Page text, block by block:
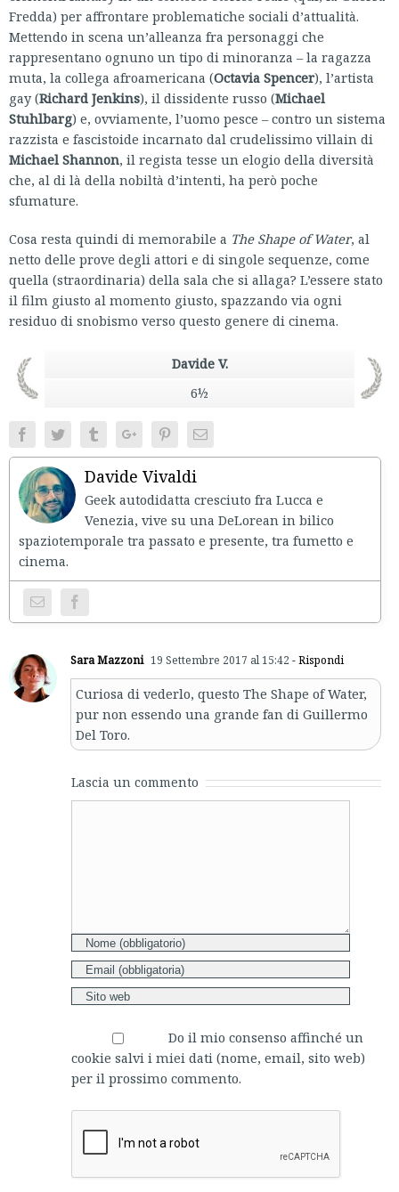
Fredda) per affrontare problematiche sociali d’attualità.
Mettendo in scena un’alleanza fra personaggi che
rappresentano ognuno un tipo di minoranza – la ragazza
muta, la collega afroamericana (Octavia Spencer), l’artista
gay (Richard Jenkins), il dissidente russo (Michael
Stuhlbarg) e, ovviamente, l’uomo pesce – contro un sistema
razzista e fascistoide incarnato dal crudelissimo villain di
Michael Shannon, il regista tesse un elogio della diversità
che, al di là della nobiltà d’intenti, ha però poche
sfumature.
Cosa resta quindi di memorabile a The Shape of Water, al
netto delle prove degli attori e di singole sequenze, come
quella (straordinaria) della sala che si allaga? L’essere stato
il film giusto al momento giusto, spazzando via ogni
residuo di snobismo verso questo genere di cinema.
Davide V.
6½
FacebookTwitter TumblrGoogle+PinterestEmail
Davide Vivaldi
Geek autodidatta cresciuto fra Lucca e
Venezia, vive su una DeLorean in bilico
spaziotemporale tra passato e presente, tra fumetto e
cinema.
Sara Mazzoni 19 Settembre 2017 al 15:42 - Rispondi
Curiosa di vederlo, questo The Shape of Water,
pur non essendo una grande fan di Guillermo
Del Toro.
Lascia un commento
Do il mio consenso affinché un
cookie salvi i miei dati (nome, email, sito web)
per il prossimo commento.